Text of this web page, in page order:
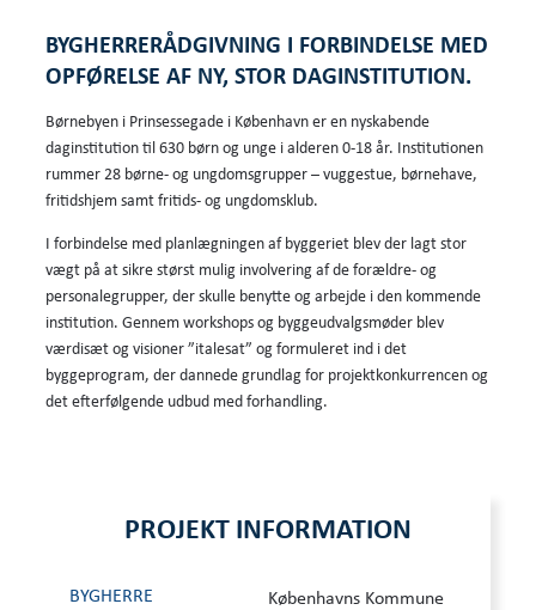
BYGHERRERÅDGIVNING I FORBINDELSE MED
OPFØRELSE AF NY, STOR DAGINSTITUTION.
Børnebyen i Prinsessegade i København er en nyskabende
daginstitution til 630 børn og unge i alderen 0-18 år. Institutionen
rummer 28 børne- og ungdomsgrupper – vuggestue, børnehave,
fritidshjem samt fritids- og ungdomsklub.
I forbindelse med planlægningen af byggeriet blev der lagt stor
vægt på at sikre størst mulig involvering af de forældre- og
personalegrupper, der skulle benytte og arbejde i den kommende
institution. Gennem workshops og byggeudvalgsmøder blev
værdisæt og visioner ”italesat” og formuleret ind i det
byggeprogram, der dannede grundlag for projektkonkurrencen og
det efterfølgende udbud med forhandling.
PROJEKT INFORMATION
BYGHERRE Københavns Kommune